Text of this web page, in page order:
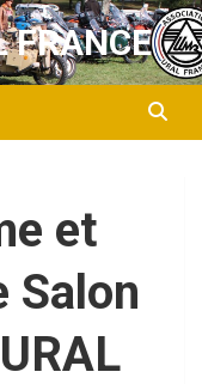
FRANCE
et
Salon